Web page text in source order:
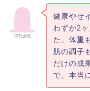
20代女性
健康やせ
わずか2
た。体重
肌の調子
だけの成
で、本当